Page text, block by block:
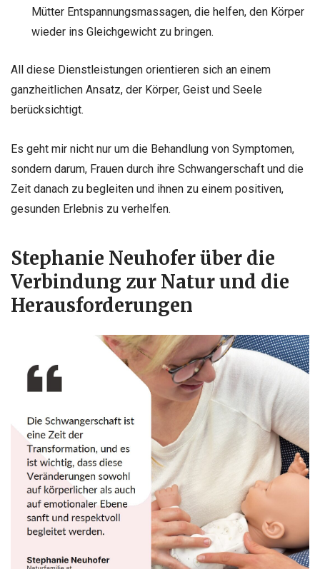
Mütter Entspannungsmassagen, die helfen, den Körper
wieder ins Gleichgewicht zu bringen.
All diese Dienstleistungen orientieren sich an einem
ganzheitlichen Ansatz, der Körper, Geist und Seele
berücksichtigt.
Es geht mir nicht nur um die Behandlung von Symptomen,
sondern darum, Frauen durch ihre Schwangerschaft und die
Zeit danach zu begleiten und ihnen zu einem positiven,
gesunden Erlebnis zu verhelfen.
Stephanie Neuhofer über die
Verbindung zur Natur und die
Herausforderungen